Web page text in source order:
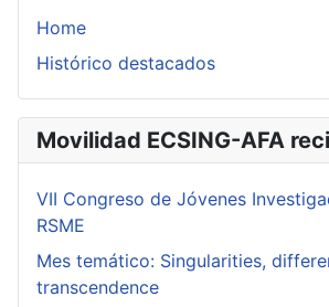
Home
Histórico destacados
Movilidad ECSING-AFA
VII Congreso de Jóvenes
RSME
Mes temático: Singularities,
transcendence